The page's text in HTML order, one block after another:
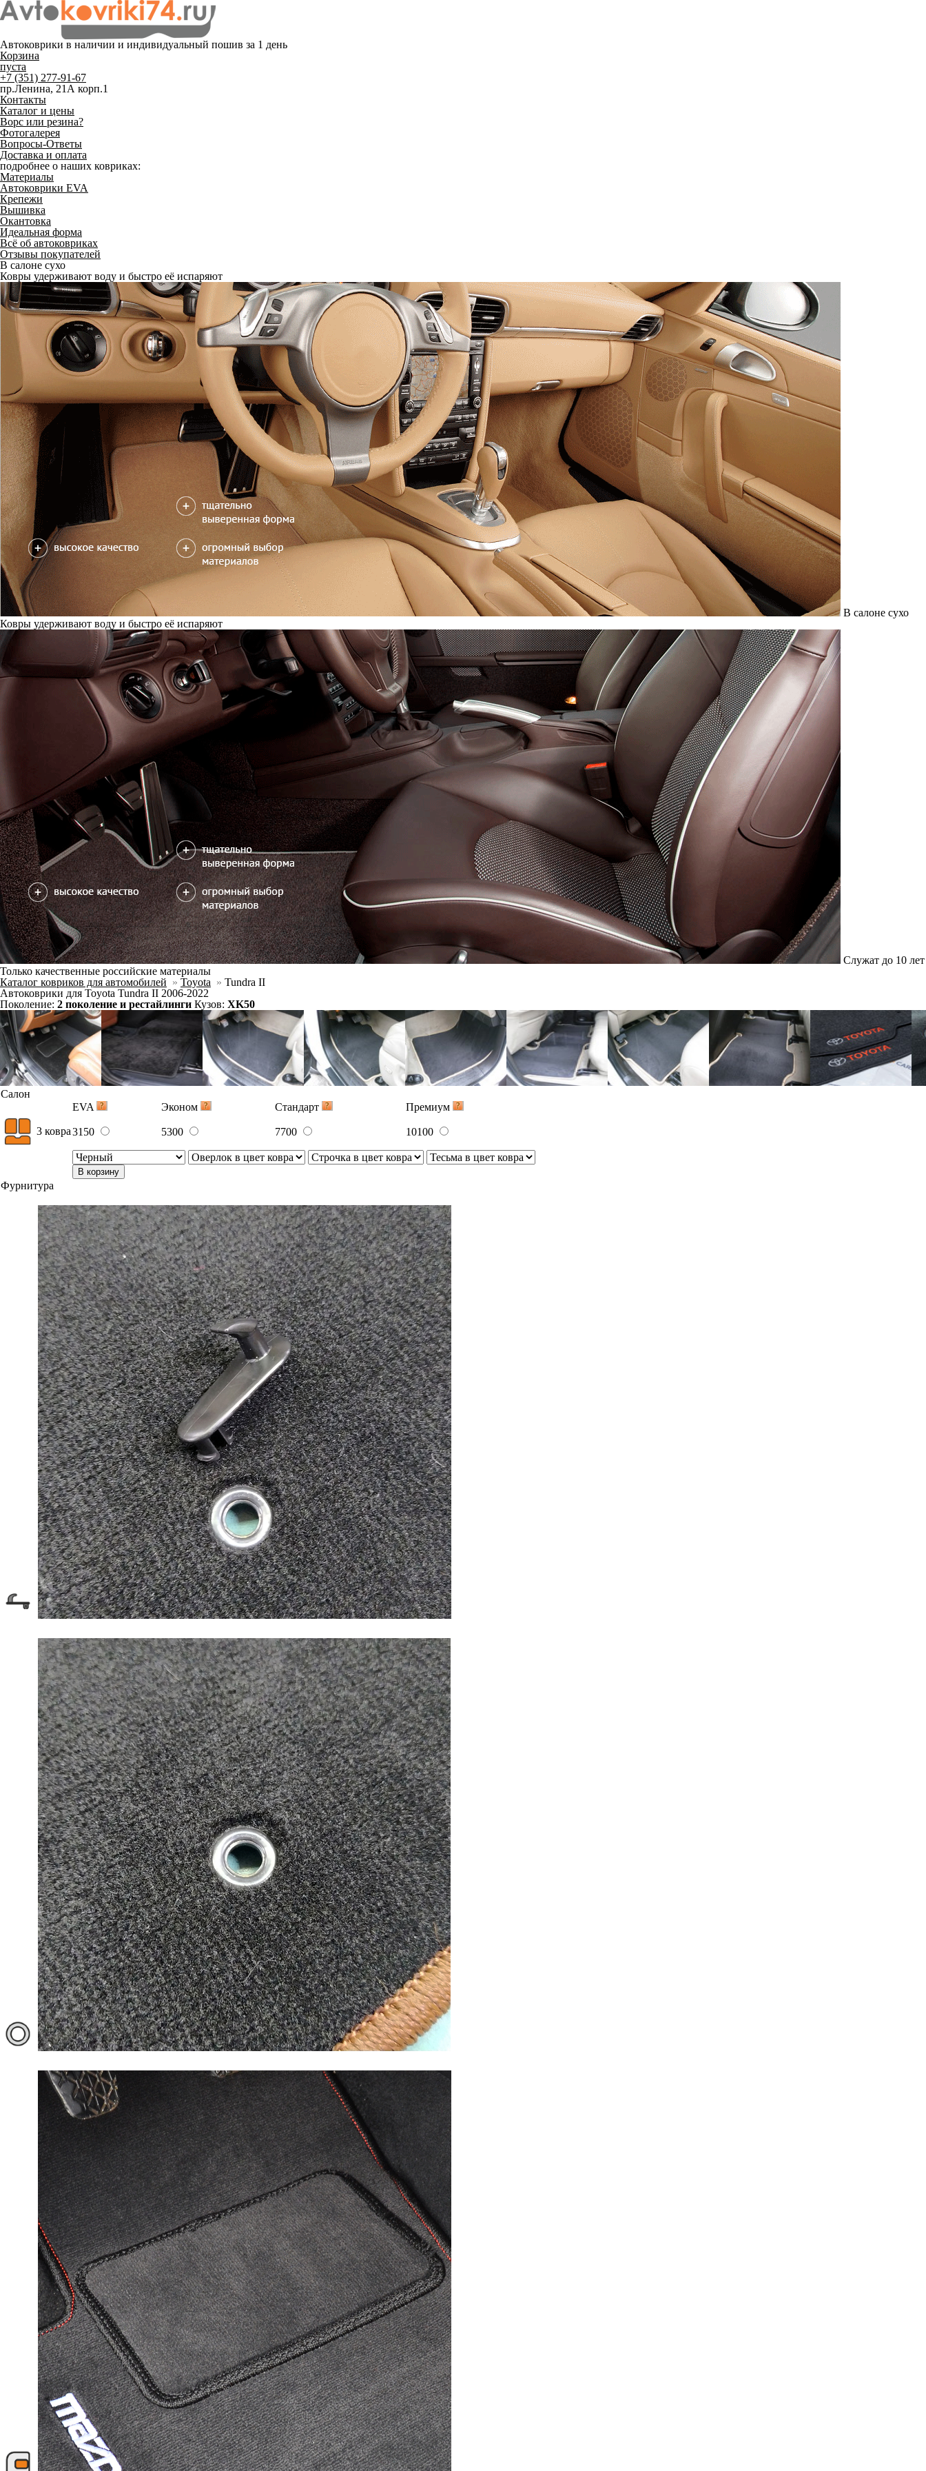
Автоковрики в наличии и индивидуальный пошив за 1 день
Корзина
пуста
+7 (351) 277-91-67
пр.Ленина, 21А корп.1
Контакты
Каталог и цены
Ворс или резина?
Фотогалерея
Вопросы-Ответы
Доставка и оплата
подробнее о наших ковриках:
Материалы
Автоковрики EVA
Крепежи
Вышивка
Окантовка
Идеальная форма
Всё об автоковриках
Отзывы покупателей
Служат до 10 лет
Только качественные российские материалы
Служат до 10 лет
Только качественные российские материалы
Каталог ковриков для автомобилей
» Toyota »
Tundra II
Автоковрики для Toyota Tundra II 2006-2022
Поколение:
2 поколение и рестайлинги Кузов: XK50
EVA
Эконом Стандарт Премиум
3 ковра 3150 5300 7700 10100
В корзину
Фурнитура